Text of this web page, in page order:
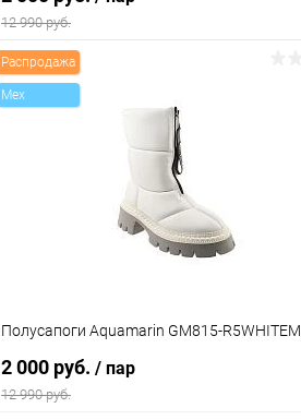
12 990 руб.
Распродажа
Mex
Полусапоги Aquamarin GM815-R5WHITEM
2 000 руб. / пар
12 990 руб.